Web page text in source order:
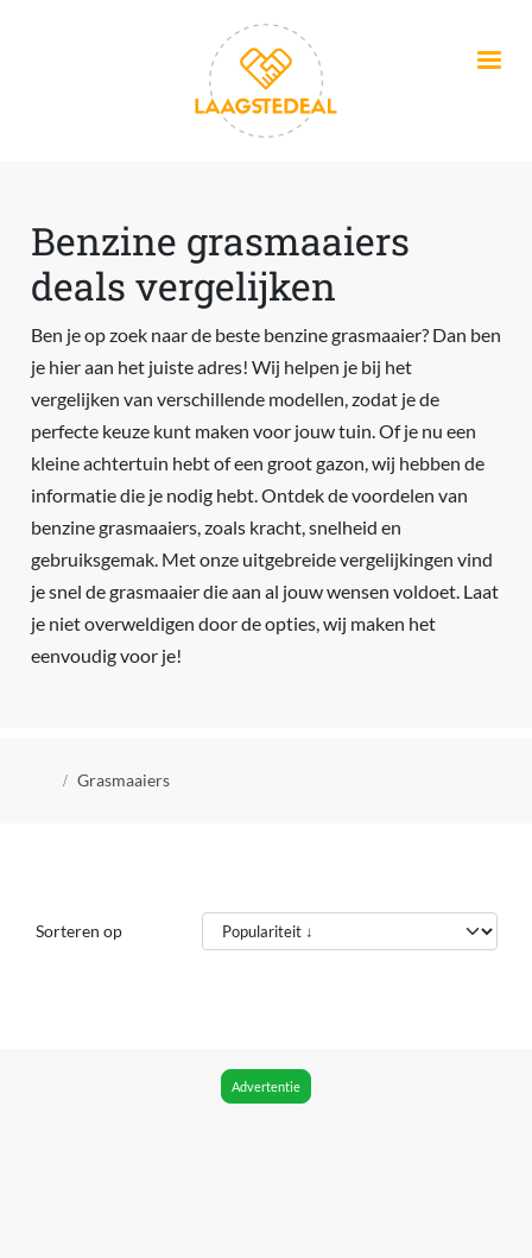
Benzine grasmaaiers
deals vergelijken
Ben je op zoek naar de beste benzine grasmaaier? Dan ben
je hier aan het juiste adres! Wij helpen je bij het
vergelijken van verschillende modellen, zodat je de
perfecte keuze kunt maken voor jouw tuin. Of je nu een
kleine achtertuin hebt of een groot gazon, wij hebben de
informatie die je nodig hebt. Ontdek de voordelen van
benzine grasmaaiers, zoals kracht, snelheid en
gebruiksgemak. Met onze uitgebreide vergelijkingen vind
je snel de grasmaaier die aan al jouw wensen voldoet. Laat
je niet overweldigen door de opties, wij maken het
eenvoudig voor je!
Kruimelpad
Grasmaaiers
Sorteren op
Advertentie